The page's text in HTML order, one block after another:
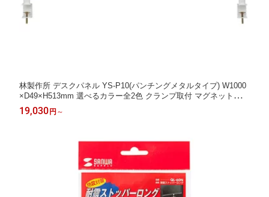
林製作所 デスクパネル YS-P10(パンチングメタルタイプ) W1000
×D49×H513mm 選べるカラー全2色 クランプ取付 マグネット使用
可能 最大27インチのモニター(重量：6kg)まで取付可能 VESA規
格対応 ジョインテックス
19,030 円 ～